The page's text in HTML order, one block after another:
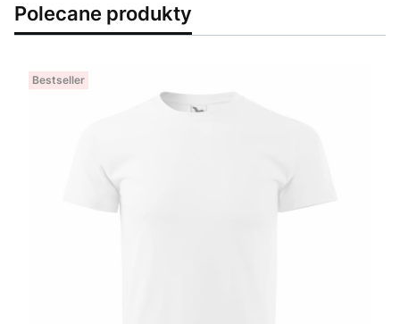
Polecane produkty
Bestseller